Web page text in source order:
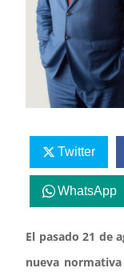
Twitter
WhatsApp
El pasado 21 de
nueva